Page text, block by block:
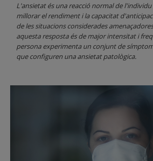
L'ansietat és una reacció normal de
millorar el rendiment i la capacitat
de les situacions considerades
aquesta resposta és de major intensitat i
persona experimenta un conjunt de
que configuren una ansietat patològica.